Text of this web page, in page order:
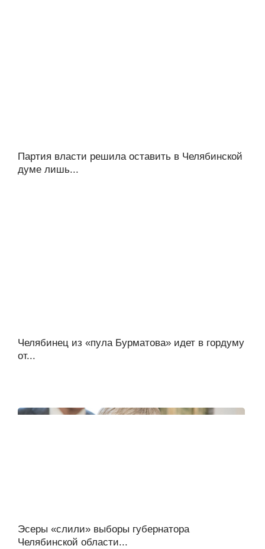
Партия власти решила оставить в Челябинской
думе лишь...
Челябинец из «пула Бурматова» идет в гордуму
от...
Эсеры «слили» выборы губернатора
Челябинской области...